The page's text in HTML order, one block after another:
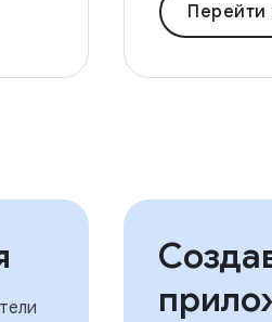
Перейти к